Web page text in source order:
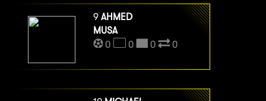
9 AHMED
MUSA
0
0 0 0